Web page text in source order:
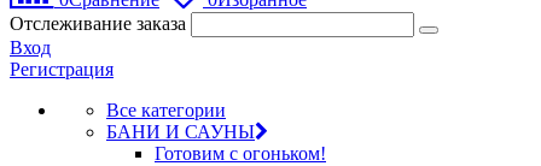
Отслеживание заказа
Вход
Регистрация
Все категории
БАНИ И САУНЫ
Готовим с огоньком!